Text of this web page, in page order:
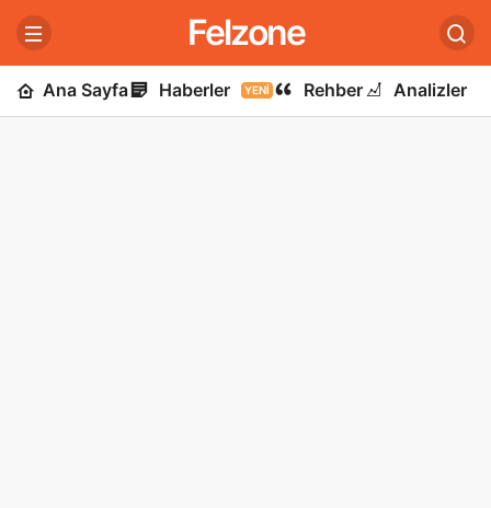
Felzone
Ana Sayfa Haberler YENI Rehber Analizler